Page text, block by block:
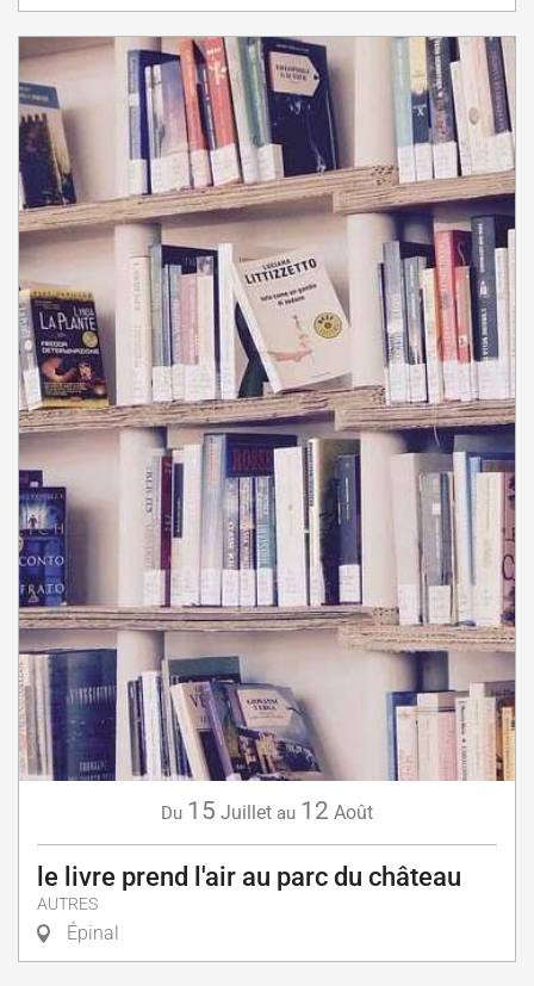
Du 15 Juillet au 12 Août
le livre prend l'air au parc du château
AUTRES
Épinal